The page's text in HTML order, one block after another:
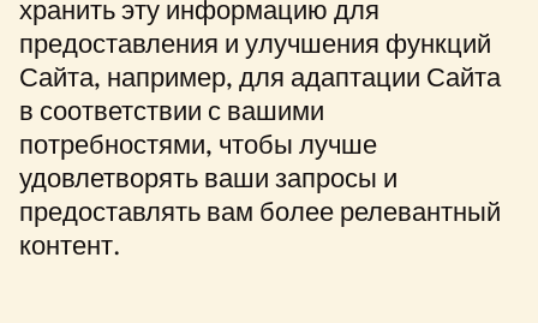
хранить эту информацию для
предоставления и улучшения функций
Сайта, например, для адаптации Сайта
в соответствии с вашими
потребностями, чтобы лучше
удовлетворять ваши запросы и
предоставлять вам более релевантный
контент.